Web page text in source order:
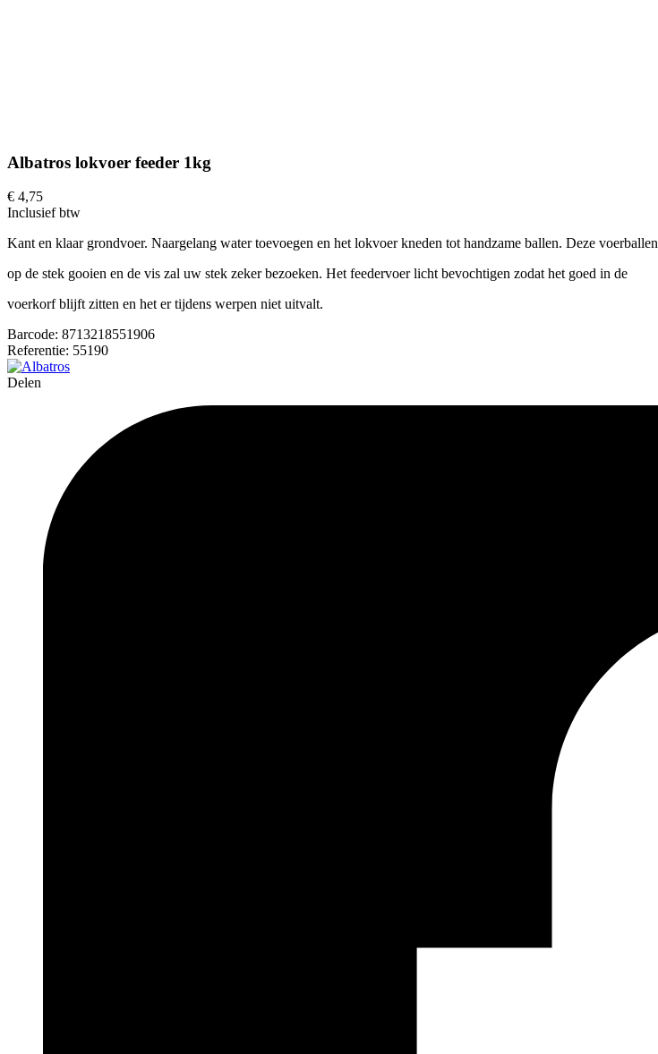
Albatros lokvoer feeder 1kg
€ 4,75
Inclusief btw
Kant en klaar grondvoer. Naargelang water toevoegen en het lokvoer kneden tot handzame ballen. Deze voerballen
op de stek gooien en de vis zal uw stek zeker bezoeken. Het feedervoer licht bevochtigen zodat het goed in de
voerkorf blijft zitten en het er tijdens werpen niet uitvalt.
Barcode: 8713218551906
Referentie: 55190
Delen